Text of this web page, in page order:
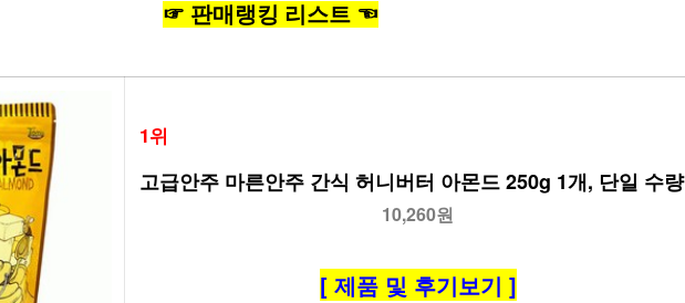
☞ 판매랭킹 리스트 ☜
1위
고급안주 마른안주 간식 허니버터 아몬드 250g 1개, 단일 수량
10,260원
[ 제품 및 후기보기 ]